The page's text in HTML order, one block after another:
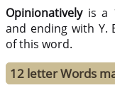
Opinionativelyis a
and ending with Y.
of this word.
12 letter Words